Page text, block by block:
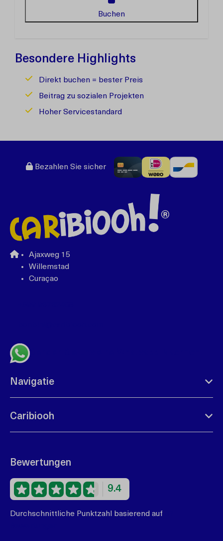
Buchen
Besondere Highlights
Direkt buchen = bester Preis
Beitrag zu sozialen Projekten
Hoher Servicestandard
Bezahlen Sie sicher
Ajaxweg 15
Willemstad
Curaçao
Navigatie
Caribiooh
Bewertungen
9.4
Durchschnittliche Punktzahl basierend auf